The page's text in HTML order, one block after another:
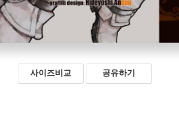
사이즈비교 공유하기